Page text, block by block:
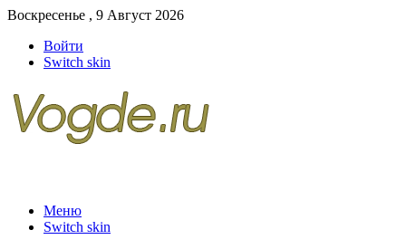
Воскресенье , 9 Август 2026
Войти
Switch skin
Меню
Switch skin